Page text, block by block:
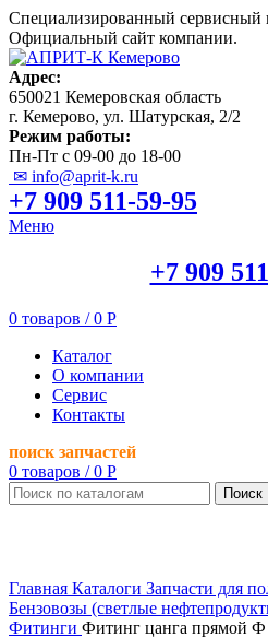
Специализированный
Официальный сайт компании.
Адрес:
650021 Кемеровская область
г. Кемерово, ул. Шатурская, 2/2
Режим работы:
Пн-Пт с 09-00 до 18-00
✉ info@aprit-k.ru
+7 909 511-59-95
Меню
+7 909
0 товаров / 0 Р
Каталог
О компании
Сервис
Контакты
поиск запчастей
0 товаров / 0 Р
Поиск
Главная Каталоги Запчасти для
Бензовозы (светлые
Фитинги Фитинг цанга прямой Ф